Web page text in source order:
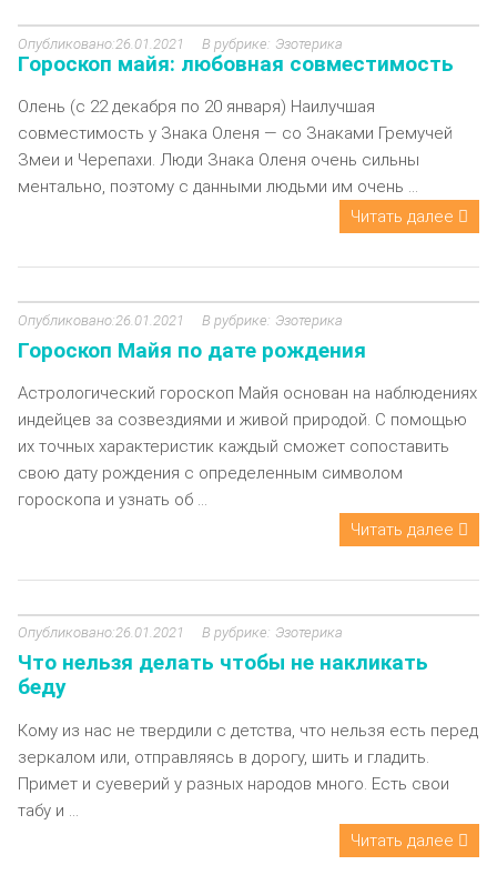
26.01.2021 Эзотерика
Гороскоп майя: любовная совместимость
Олень (с 22 декабря по 20 января) Наилучшая
совместимость у Знака Оленя — со Знаками Гремучей
Змеи и Черепахи. Люди Знака Оленя очень сильны
ментально, поэтому с данными людьми им очень ...
Читать далее
26.01.2021 Эзотерика
Гороскоп Майя по дате рождения
Астрологический гороскоп Майя основан на наблюдениях
индейцев за созвездиями и живой природой. С помощью
их точных характеристик каждый сможет сопоставить
свою дату рождения с определенным символом
гороскопа и узнать об ...
Читать далее
26.01.2021 Эзотерика
Что нельзя делать чтобы не накликать
беду
Кому из нас не твердили с детства, что нельзя есть перед
зеркалом или, отправляясь в дорогу, шить и гладить.
Примет и суеверий у разных народов много. Есть свои
табу и ...
Читать далее